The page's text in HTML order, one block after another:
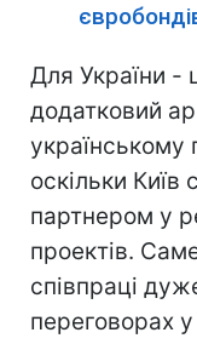
Для України -
додатковий
українському
оскільки Київ
партнером у
проектів.
співпраці
переговорах